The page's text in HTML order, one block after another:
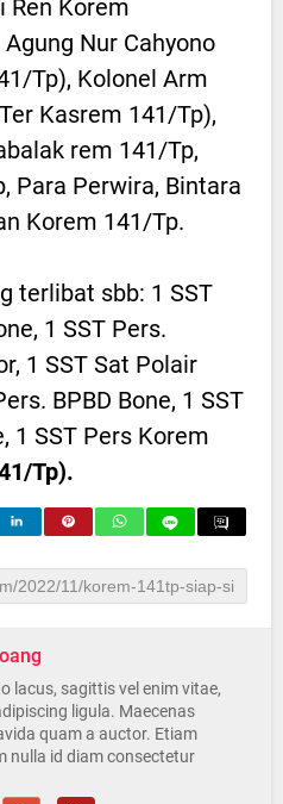
Ren Korem
Nur Cahyono
Tp), Kolonel Arm
Kasrem 141/Tp),
rem 141/Tp,
Para Perwira, Bintara
Korem 141/Tp.
terlibat sbb: 1 SST
1 SST Pers.
1 SST Sat Polair
BPBD Bone, 1 SST
1 SST Pers Korem
Tp).
lacus, sagittis vel enim vitae,
ligula. Maecenas
quam a auctor. Etiam
nulla id diam consectetur